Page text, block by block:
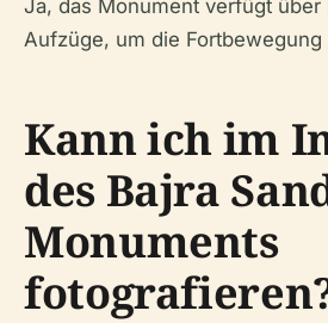
Ja, das Monument verfügt über
Aufzüge, um die
Kann ich im
des Bajra
Monuments